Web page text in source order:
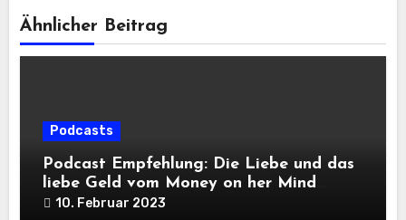
Ähnlicher Beitrag
Podcasts
Podcast Empfehlung: Die Liebe und das
liebe Geld vom Money on her Mind
Podcast
10. Februar 2023